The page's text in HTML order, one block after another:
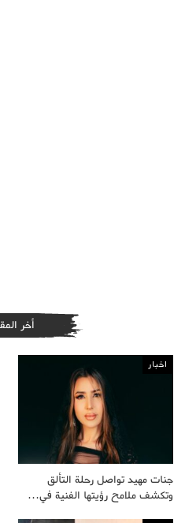
أخر
اخبار
جنات مهيد تواصل رحلة التألق
وتكشف ملامح رؤيتها الفنية في…